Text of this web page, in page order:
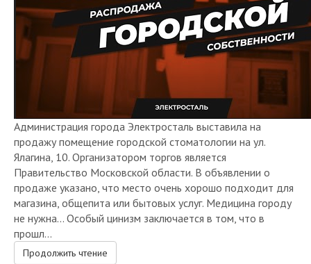
Администрация города Электросталь выставила на
продажу помещение городской стоматологии на ул.
Ялагина, 10. Организатором торгов является
Правительство Московской области. В объявлении о
продаже указано, что место очень хорошо подходит для
магазина, общепита или бытовых услуг. Медицина городу
не нужна... Особый цинизм заключается в том, что в
прошл...
Продолжить чтение